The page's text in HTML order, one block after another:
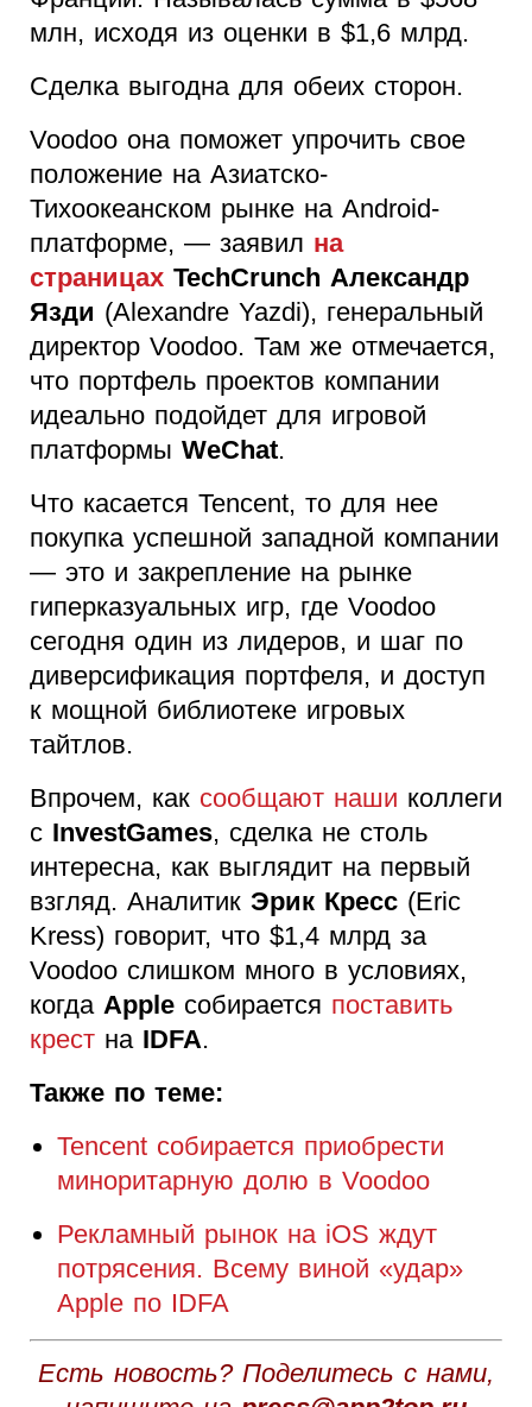
млн, исходя из оценки в $1,6 млрд.
Сделка выгодна для обеих сторон.
Voodoo она поможет упрочить свое
положение на Азиатско-
Тихоокеанском рынке на Android-
платформе, — заявил на
страницах TechCrunch Александр
Язди (Alexandre Yazdi), генеральный
директор Voodoo. Там же отмечается,
что портфель проектов компании
идеально подойдет для игровой
платформы WeChat.
Что касается Tencent, то для нее
покупка успешной западной компании
— это и закрепление на рынке
гиперказуальных игр, где Voodoo
сегодня один из лидеров, и шаг по
диверсификация портфеля, и доступ
к мощной библиотеке игровых
тайтлов.
Впрочем, как сообщают наши коллеги
с InvestGames, сделка не столь
интересна, как выглядит на первый
взгляд. Аналитик Эрик Кресс (Eric
Kress) говорит, что $1,4 млрд за
Voodoo слишком много в условиях,
когда Apple собирается поставить
крест на IDFA.
Также по теме:
Tencent собирается приобрести
миноритарную долю в Voodoo
Рекламный рынок на iOS ждут
потрясения. Всему виной «удар»
Apple по IDFA
Есть новость? Поделитесь с нами,